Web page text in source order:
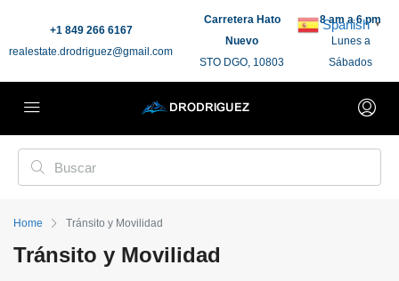
+1 849 266 6167
realestate.drodriguez@gmail.com
Carretera Hato
Nuevo
STO DGO, 10803
8 am a 6 pm
Lunes a
Sábados
Home Tránsito y Movilidad
Tránsito y Movilidad
Spanish ▼